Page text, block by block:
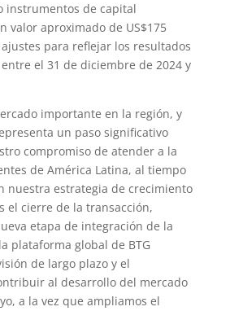
instrumentos de capital
valor aproximado de US$175
para reflejar los resultados
entre el 31 de diciembre de 2024 y
importante en la región, y
un paso significativo
compromiso de atender a la
de América Latina, al tiempo
nuestra estrategia de crecimiento
el cierre de la transacción,
etapa de integración de la
plataforma global de BTG
de largo plazo y el
al desarrollo del mercado
a la vez que ampliamos el